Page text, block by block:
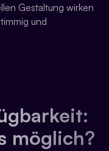
Gestaltung wirken
und
möglich?